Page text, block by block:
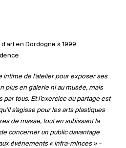
en Dordogne » 1999
intîme de l’atelier pour exposer ses
plus en galerie ni au musée, mais
tous. Et l’exercice du partage est
s’agisse pour les arts plastiques
de masse, tout en subissant la
concerner un public davantage
événements « infra-minces » –